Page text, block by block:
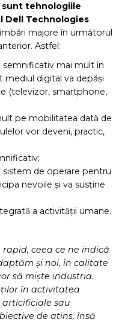
sunt tehnologiile
Dell Technologies
majore în următorul
Astfel:
semnificativ mai mult în
mediul digital va depăși
(televizor, smartphone,
pe mobilitatea dată de
vor deveni, practic,
sistem de operare pentru
nevoile și va susține
a activității umane.
rapid, ceea ce ne indică
și noi, în calitate
să miște industria.
în activitatea
sau
de atins, însă